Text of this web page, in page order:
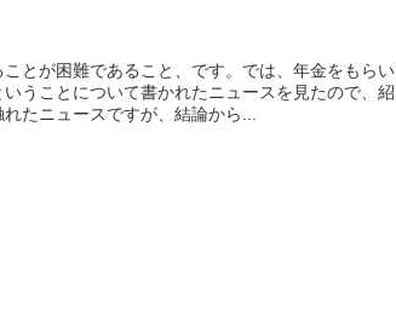
とが困難であること、です。では、年金をもらい
うことについて書かれたニュースを見たので、紹
たニュースですが、結論から...